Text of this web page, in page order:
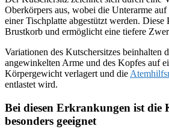
Oberkörpers aus, wobei die Unterarme
einer Tischplatte abgestützt werden. Diese
Brustkorb und ermöglicht eine tiefere
Variationen des Kutschersitzes beinhalten
angewinkelten Arme und des Kopfes auf
Körpergewicht verlagert und die
entlastet wird.
Bei diesen Erkrankungen ist die
besonders geeignet